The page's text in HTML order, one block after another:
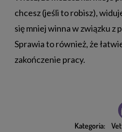
chcesz (jeśli to robisz),
się mniej winna w związku z
Sprawia to również, że
zakończenie pracy.
Kategoria: